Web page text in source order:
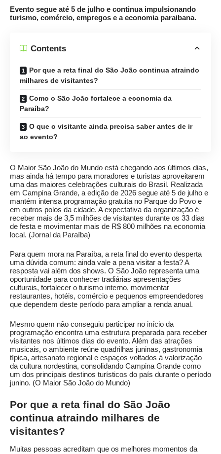
Evento segue até 5 de julho e continua impulsionando
turismo, comércio, empregos e a economia paraibana.
Contents
Por que a reta final do São João continua atraindo
milhares de visitantes?
Como o São João fortalece a economia da
Paraíba?
O que o visitante ainda precisa saber antes de ir
ao evento?
O Maior São João do Mundo está chegando aos últimos dias,
mas ainda há tempo para moradores e turistas aproveitarem
uma das maiores celebrações culturais do Brasil. Realizada
em Campina Grande, a edição de 2026 segue até 5 de julho e
mantém intensa programação gratuita no Parque do Povo e
em outros polos da cidade. A expectativa da organização é
receber mais de 3,5 milhões de visitantes durante os 33 dias
de festa e movimentar mais de R$ 800 milhões na economia
local. (Jornal da Paraíba)
Para quem mora na Paraíba, a reta final do evento desperta
uma dúvida comum: ainda vale a pena visitar a festa? A
resposta vai além dos shows. O São João representa uma
oportunidade para conhecer tradiárias apresentações
culturais, fortalecer o turismo interno, movimentar
restaurantes, hotéis, comércio e pequenos empreendedores
que dependem deste período para ampliar a renda anual.
Mesmo quem não conseguiu participar no início da
programação encontra uma estrutura preparada para receber
visitantes nos últimos dias do evento. Além das atrações
musicais, o ambiente reúne quadrilhas juninas, gastronomia
típica, artesanato regional e espaços voltados à valorização
da cultura nordestina, consolidando Campina Grande como
um dos principais destinos turísticos do país durante o período
junino. (O Maior São João do Mundo)
Por que a reta final do São João
continua atraindo milhares de
visitantes?
Muitas pessoas acreditam que os melhores momentos da